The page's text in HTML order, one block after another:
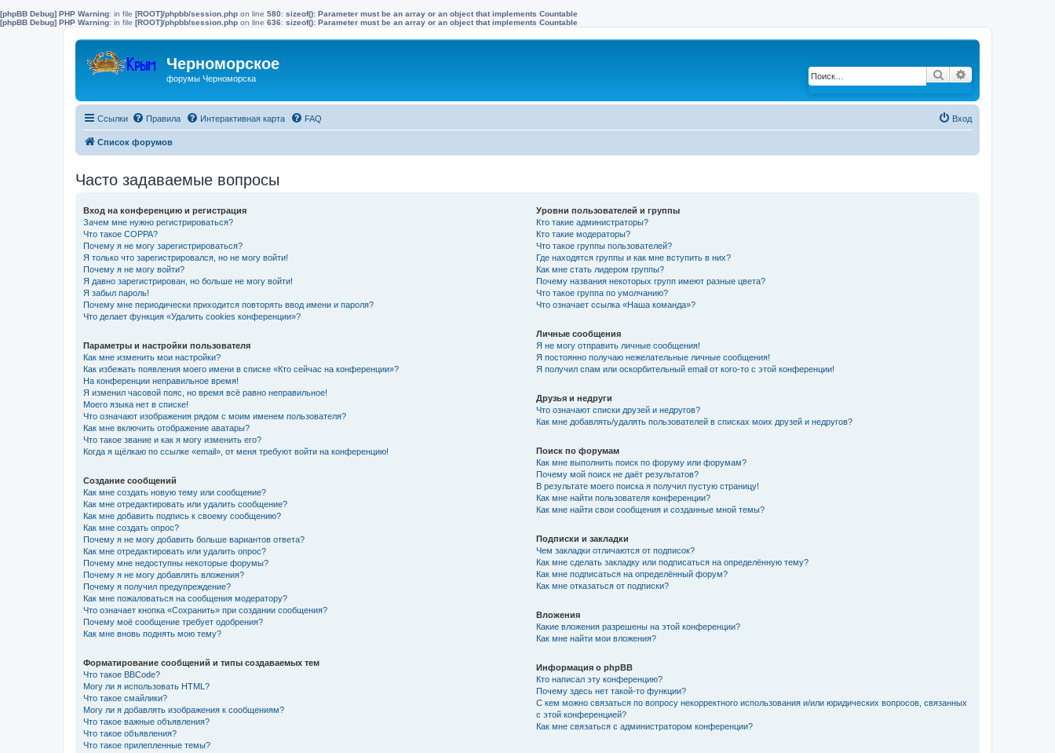
[phpBB Debug] PHP Warning: in file [ROOT]/phpbb/session.php on line 580: sizeof(): Parameter must be an array or an object that implements Countable
[phpBB Debug] PHP Warning: in file [ROOT]/phpbb/session.php on line 636: sizeof(): Parameter must be an array or an object that implements Countable
Черноморское
форумы Черноморска Поиск
Ссылки Правила Интерактивная карта FAQ Вход
Список форумов
Часто задаваемые вопросы
Вход на конференцию и регистрация
Зачем мне нужно регистрироваться?
Что такое COPPA?
Почему я не могу зарегистрироваться?
Я только что зарегистрировался, но не могу войти!
Почему я не могу войти?
Я давно зарегистрирован, но больше не могу войти!
Я забыл пароль!
Почему мне периодически приходится повторять ввод имени и пароля?
Что делает функция «Удалить cookies конференции»?
Параметры и настройки пользователя
Как мне изменить мои настройки?
Как избежать появления моего имени в списке «Кто сейчас на конференции»?
На конференции неправильное время!
Я изменил часовой пояс, но время всё равно неправильное!
Моего языка нет в списке!
Что означают изображения рядом с моим именем пользователя?
Как мне включить отображение аватары?
Что такое звание и как я могу изменить его?
Когда я щёлкаю по ссылке «email», от меня требуют войти на конференцию!
Создание сообщений
Как мне создать новую тему или сообщение?
Как мне отредактировать или удалить сообщение?
Как мне добавить подпись к своему сообщению?
Как мне создать опрос?
Почему я не могу добавить больше вариантов ответа?
Как мне отредактировать или удалить опрос?
Почему мне недоступны некоторые форумы?
Почему я не могу добавлять вложения?
Почему я получил предупреждение?
Как мне пожаловаться на сообщения модератору?
Что означает кнопка «Сохранить» при создании сообщения?
Почему моё сообщение требует одобрения?
Как мне вновь поднять мою тему?
Форматирование сообщений и типы создаваемых тем
Что такое BBCode?
Могу ли я использовать HTML?
Что такое смайлики?
Могу ли я добавлять изображения к сообщениям?
Что такое важные объявления?
Что такое объявления?
Что такое прилепленные темы?
Уровни пользователей и группы
Кто такие администраторы?
Кто такие модераторы?
Что такое группы пользователей?
Где находятся группы и как мне вступить в них?
Как мне стать лидером группы?
Почему названия некоторых групп имеют разные цвета?
Что такое группа по умолчанию?
Что означает ссылка «Наша команда»?
Личные сообщения
Я не могу отправить личные сообщения!
Я постоянно получаю нежелательные личные сообщения!
Я получил спам или оскорбительный email от кого-то с этой конференции!
Друзья и недруги
Что означают списки друзей и недругов?
Как мне добавлять/удалять пользователей в списках моих друзей и недругов?
Поиск по форумам
Как мне выполнить поиск по форуму или форумам?
Почему мой поиск не даёт результатов?
В результате моего поиска я получил пустую страницу!
Как мне найти пользователя конференции?
Как мне найти свои сообщения и созданные мной темы?
Подписки и закладки
Чем закладки отличаются от подписок?
Как мне сделать закладку или подписаться на определённую тему?
Как мне подписаться на определённый форум?
Как мне отказаться от подписки?
Вложения
Какие вложения разрешены на этой конференции?
Как мне найти мои вложения?
Информация о phpBB
Кто написал эту конференцию?
Почему здесь нет такой-то функции?
С кем можно связаться по вопросу некорректного использования и/или юридических вопросов, связанных
с этой конференцией?
Как мне связаться с администратором конференции?